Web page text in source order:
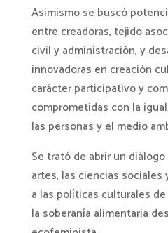
Asimismo se buscó
entre creadoras, tejido
civil y administración, y
innovadoras en creación
carácter participativo y
comprometidas con la
las personas y el medio
Se trató de abrir un
artes, las ciencias
a las políticas culturales
la soberanía alimentaria